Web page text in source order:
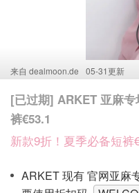
来自 dealmoon.de 05-31更新
[已过期] ARKET 亚麻
裤€53.1
新款9折！夏季必备短裤
ARKET 现有 官网亚麻